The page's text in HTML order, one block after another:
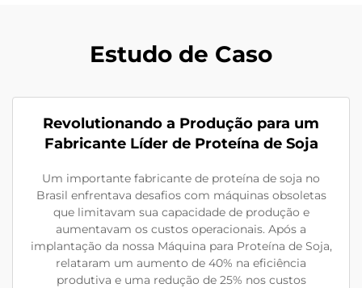
Estudo de Caso
Revolutionando a Produção para um
Fabricante Líder de Proteína de Soja
Um importante fabricante de proteína de soja no
Brasil enfrentava desafios com máquinas obsoletas
que limitavam sua capacidade de produção e
aumentavam os custos operacionais. Após a
implantação da nossa Máquina para Proteína de Soja,
relataram um aumento de 40% na eficiência
produtiva e uma redução de 25% nos custos